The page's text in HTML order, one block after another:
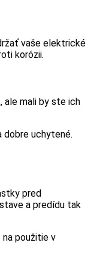
vaše elektrické
korózii.
ale mali by ste ich
dobre uchytené.
pred
a predídu tak
použitie v